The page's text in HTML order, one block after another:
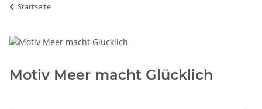
Startseite
Motiv Meer macht Glücklich